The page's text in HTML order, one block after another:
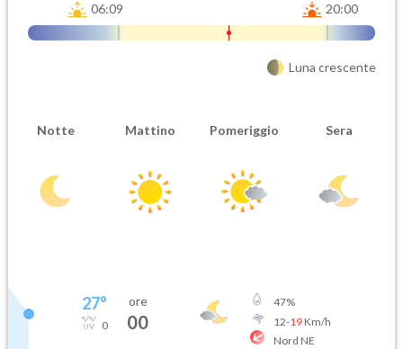
06:09 20:00
Luna crescente
Notte Mattino Pomeriggio Sera
27°
0
ore
00
47%
12-19Km/h
Nord NE